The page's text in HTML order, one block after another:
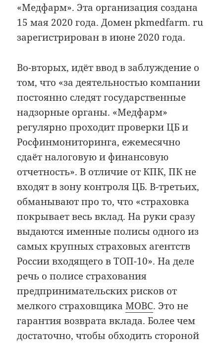
«Медфарм». Эта организация создана
15 мая 2020 года. Домен pkmedfarm. ru
зарегистрирован в июне 2020 года.
Во-вторых, идёт ввод в заблуждение о
том, что «за деятельностью компании
постоянно следят государственные
надзорные органы. «Медфарм»
регулярно проходит проверки ЦБ и
Росфинмониторинга, ежемесячно
сдаёт налоговую и финансовую
отчетность». В отличие от КПК, ПК не
входят в зону контроля ЦБ. В-третьих,
обманывают про то, что «страховка
покрывает весь вклад. На руки сразу
выдаются именные полисы одного из
самых крупных страховых агентств
России входящего в ТОП-10». На деле
речь о полисе страхования
предпринимательских рисков от
мелкого страховщикаМОВС. Это не
гарантия возврата вклада. Более чем
достаточно, чтобы обходить стороной